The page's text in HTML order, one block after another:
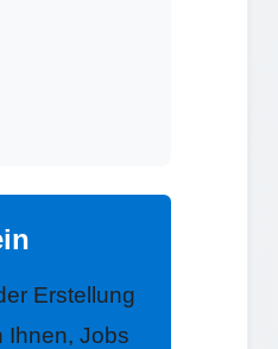
Erstellung
Ihnen, Jobs